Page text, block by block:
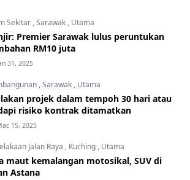
Sekitar ,Sarawak , Utama
Premier Sarawak lulus peruntukan
RM10 juta
31, 2025
,Sarawak , Utama
projek dalam tempoh 30 hari atau
risiko kontrak ditamatkan
15, 2025
Jalan Raya , Kuching , Utama
maut kemalangan motosikal, SUV di
Astana